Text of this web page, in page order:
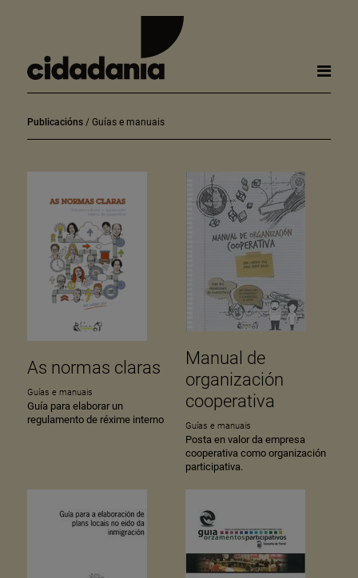
Publicacións Guías e manuais
As normas claras
Guías e manuais
Guía para elaborar un
regulamento de réxime interno
Manual de
organización
cooperativa
Guías e manuais
Posta en valor da empresa
cooperativa como organización
participativa.